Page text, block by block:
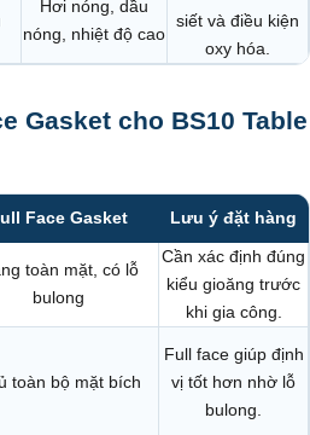
Hơi nóng, dầu
nóng, nhiệt độ cao
siết và điều kiện
oxy hóa.
Gasket cho BS10 Table
Face Gasket Lưu ý đặt hàng
toàn mặt, có lỗ
bulong
Cần xác định đúng
kiểu gioăng trước
khi gia công.
toàn bộ mặt bích
Full face giúp định
vị tốt hơn nhờ lỗ
bulong.